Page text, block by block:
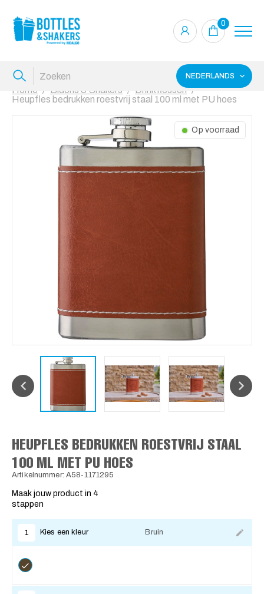
0
NEDERLANDS
Home Bidons & Shakers
Drinkflessen
Heupfles bedrukken roestvrij staal 100 ml met PU hoes
Op voorraad
HEUPFLES BEDRUKKEN ROESTVRIJ STAAL
100 ML MET PU HOES
Artikelnummer: A58-1171295
Maak jouw product in 4
stappen
1 Kies een kleur Bruin